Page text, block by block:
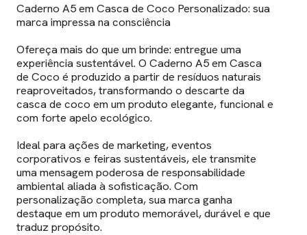
Caderno A5 em Casca de Coco Personalizado: sua
marca impressa na consciência
Ofereça mais do que um brinde: entregue uma
experiência sustentável. O Caderno A5 em Casca
de Coco é produzido a partir de resíduos naturais
reaproveitados, transformando o descarte da
casca de coco em um produto elegante, funcional e
com forte apelo ecológico.
Ideal para ações de marketing, eventos
corporativos e feiras sustentáveis, ele transmite
uma mensagem poderosa de responsabilidade
ambiental aliada à sofisticação. Com
personalização completa, sua marca ganha
destaque em um produto memorável, durável e que
traduz propósito.